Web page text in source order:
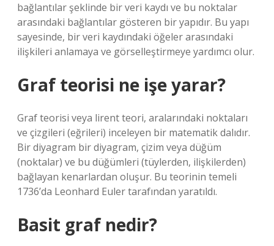
bağlantılar şeklinde bir veri kaydı ve bu noktalar
arasındaki bağlantılar gösteren bir yapıdır. Bu yapı
sayesinde, bir veri kaydındaki öğeler arasındaki
ilişkileri anlamaya ve görselleştirmeye yardımcı olur.
Graf teorisi ne işe yarar?
Graf teorisi veya lirent teori, aralarındaki noktaları
ve çizgileri (eğrileri) inceleyen bir matematik dalıdır.
Bir diyagram bir diyagram, çizim veya düğüm
(noktalar) ve bu düğümleri (tüylerden, ilişkilerden)
bağlayan kenarlardan oluşur. Bu teorinin temeli
1736’da Leonhard Euler tarafından yaratıldı.
Basit graf nedir?